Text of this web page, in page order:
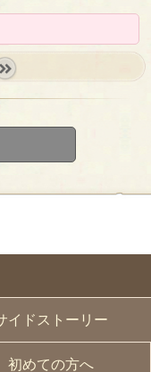
イドストーリー
初めての方へ